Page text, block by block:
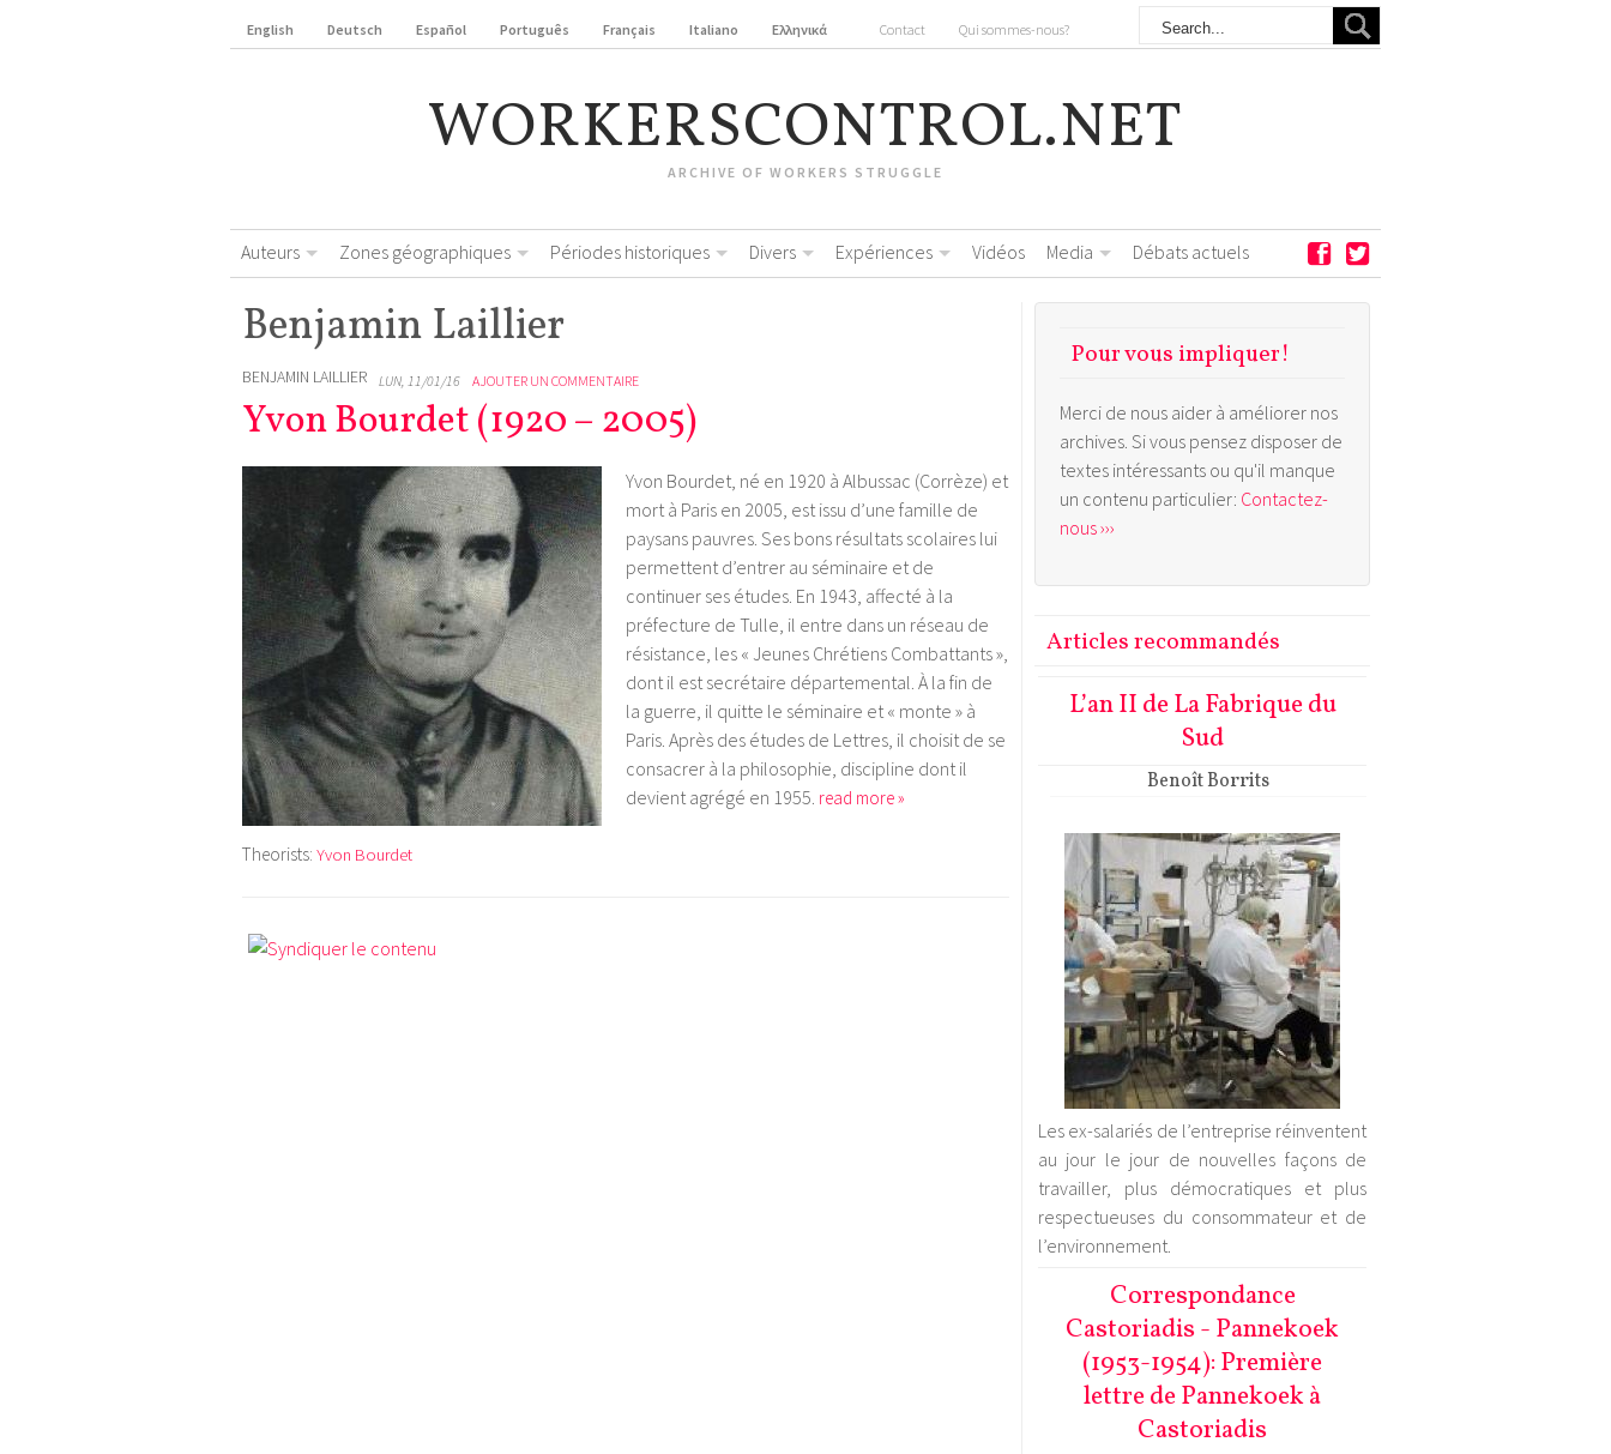
English Deutsch Español Português Français Italiano Ελληνικά Contact Qui sommes-nous?
WORKERSCONTROL.NET
ARCHIVE OF WORKERS STRUGGLE
Auteurs Zones géographiques Périodes historiques Divers Expériences Vidéos Media Débats actuels
Benjamin Laillier
BENJAMIN LAILLIER LUN, 11/01/16 AJOUTER UN COMMENTAIRE
Yvon Bourdet (1920 – 2005)
Yvon Bourdet, né en 1920 à Albussac (Corrèze) et
mort à Paris en 2005, est issu d’une famille de
paysans pauvres. Ses bons résultats scolaires lui
permettent d’entrer au séminaire et de
continuer ses études. En 1943, affecté à la
préfecture de Tulle, il entre dans un réseau de
résistance, les « Jeunes Chrétiens Combattants »,
dont il est secrétaire départemental. À la fin de
la guerre, il quitte le séminaire et « monte » à
Paris. Après des études de Lettres, il choisit de se
consacrer à la philosophie, discipline dont il
devient agrégé en 1955. read more »
Theorists: Yvon Bourdet
Pour vous impliquer!
Merci de nous aider à améliorer nos
archives. Si vous pensez disposer de
textes intéressants ou qu'il manque
un contenu particulier: Contactez-
nous ›››
Articles recommandés
L’an II de La Fabrique du
Sud
Benoît Borrits
Les ex-salariés de l’entreprise réinventent
au jour le jour de nouvelles façons de
travailler, plus démocratiques et plus
respectueuses du consommateur et de
l’environnement.
Correspondance
Castoriadis - Pannekoek
(1953-1954): Première
lettre de Pannekoek à
Castoriadis